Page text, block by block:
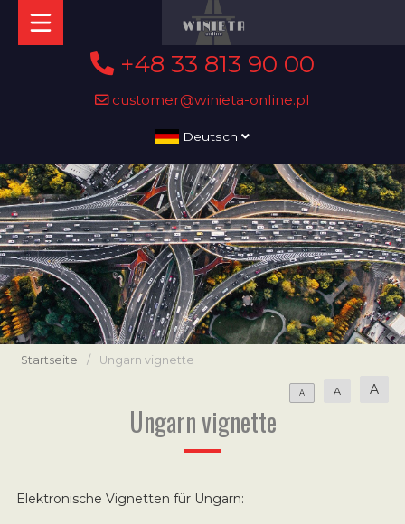
+48 33 813 90 00
customer@winieta-online.pl
Deutsch
Startseite / Ungarn vignette
A A A
Ungarn vignette
Elektronische Vignetten für Ungarn: